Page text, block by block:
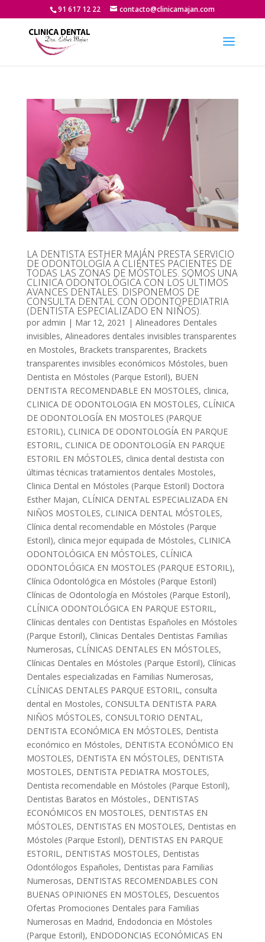
91 617 12 22 contacto@clinicamajan.com
LA DENTISTA ESTHER MAJÁN PRESTA SERVICIO
DE ODONTOLOGÍA A CLIENTES PACIENTES DE
TODAS LAS ZONAS DE MÓSTOLES. SOMOS UNA
CLINICA ODONTOLÓGICA CON LOS ÚLTIMOS
AVANCES DENTALES. DISPONEMOS DE
CONSULTA DENTAL CON ODONTOPEDIATRIA
(DENTISTA ESPECIALIZADO EN NIÑOS).
por admin | Mar 12, 2021 | Alineadores Dentales
invisibles, Alineadores dentales invisibles transparentes
en Mostoles, Brackets transparentes, Brackets
transparentes invisibles económicos Móstoles, buen
Dentista en Móstoles (Parque Estoril), BUEN
DENTISTA RECOMENDABLE EN MOSTOLES, clinica,
CLINICA DE ODONTOLOGIA EN MOSTOLES, CLÍNICA
DE ODONTOLOGÍA EN MOSTOLES (PARQUE
ESTORIL), CLINICA DE ODONTOLOGÍA EN PARQUE
ESTORIL, CLINICA DE ODONTOLOGÍA EN PARQUE
ESTORIL EN MÓSTOLES, clinica dental destista con
últimas técnicas tratamientos dentales Mostoles,
Clinica Dental en Móstoles (Parque Estoril) Doctora
Esther Majan, CLÍNICA DENTAL ESPECIALIZADA EN
NIÑOS MOSTOLES, CLINICA DENTAL MÓSTOLES,
Clínica dental recomendable en Móstoles (Parque
Estoril), clinica mejor equipada de Móstoles, CLINICA
ODONTOLÓGICA EN MÓSTOLES, CLÍNICA
ODONTOLÓGICA EN MOSTOLES (PARQUE ESTORIL),
Clínica Odontológica en Móstoles (Parque Estoril)
Clínicas de Odontología en Móstoles (Parque Estoril),
CLÍNICA ODONTOLÓGICA EN PARQUE ESTORIL,
Clínicas dentales con Dentistas Españoles en Móstoles
(Parque Estoril), Clinicas Dentales Dentistas Familias
Numerosas, CLÍNICAS DENTALES EN MÓSTOLES,
Clínicas Dentales en Móstoles (Parque Estoril), Clínicas
Dentales especializadas en Familias Numerosas,
CLÍNICAS DENTALES PARQUE ESTORIL, consulta
dental en Mostoles, CONSULTA DENTISTA PARA
NIÑOS MÓSTOLES, CONSULTORIO DENTAL,
DENTISTA ECONÓMICA EN MÓSTOLES, Dentista
económico en Móstoles, DENTISTA ECONÓMICO EN
MOSTOLES, DENTISTA EN MÓSTOLES, DENTISTA
MOSTOLES, DENTISTA PEDIATRA MOSTOLES,
Dentista recomendable en Móstoles (Parque Estoril),
Dentistas Baratos en Móstoles., DENTISTAS
ECONÓMICOS EN MOSTOLES, DENTISTAS EN
MÓSTOLES, DENTISTAS EN MOSTOLES, Dentistas en
Móstoles (Parque Estoril), DENTISTAS EN PARQUE
ESTORIL, DENTISTAS MOSTOLES, Dentistas
Odontólogos Españoles, Dentistas para Familias
Numerosas, DENTISTAS RECOMENDABLES CON
BUENAS OPINIONES EN MOSTOLES, Descuentos
Ofertas Promociones Dentales para Familias
Numerosas en Madrid, Endodoncia en Móstoles
(Parque Estoril), ENDODONCIAS ECONÓMICAS EN